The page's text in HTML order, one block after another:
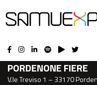
PORDENONE FIERE
V.le Treviso 1 – 33170